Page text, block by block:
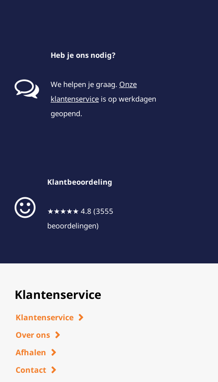
Heb je ons nodig?
We helpen je graag. Onze
klantenservice is op werkdagen
geopend.
Klantbeoordeling
★★★★★ 4.8 (3555
beoordelingen)
Klantenservice
Klantenservice
Over ons
Afhalen
Contact